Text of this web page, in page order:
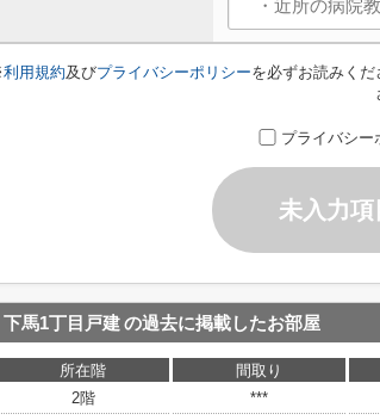
利用規約及びプライバシーポリシーを必ずお読みく
プライバシー
未入力
下馬1丁目戸建の過去に掲載したお部屋
所在階 間取り
2階
***